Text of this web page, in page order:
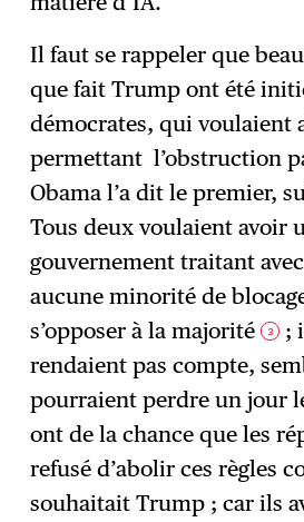
Il faut se rappeler que
que fait Trump ont été
démocrates, qui voulaient
permettant l’obstruction
Obama l’a dit le premier,
Tous deux voulaient avoir
gouvernement traitant
aucune minorité de
s’opposer à la majorité 3
;
rendaient pas compte,
pourraient perdre un jour
ont de la chance que les
refusé d’abolir ces règles
souhaitait Trump ; car ils